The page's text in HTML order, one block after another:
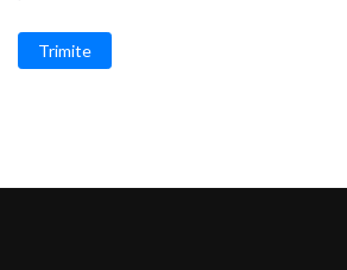
Trimite